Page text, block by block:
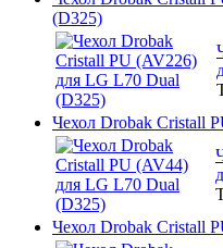
(D325)
Чехол Drobak Cristall
Чехол Drobak Cristall